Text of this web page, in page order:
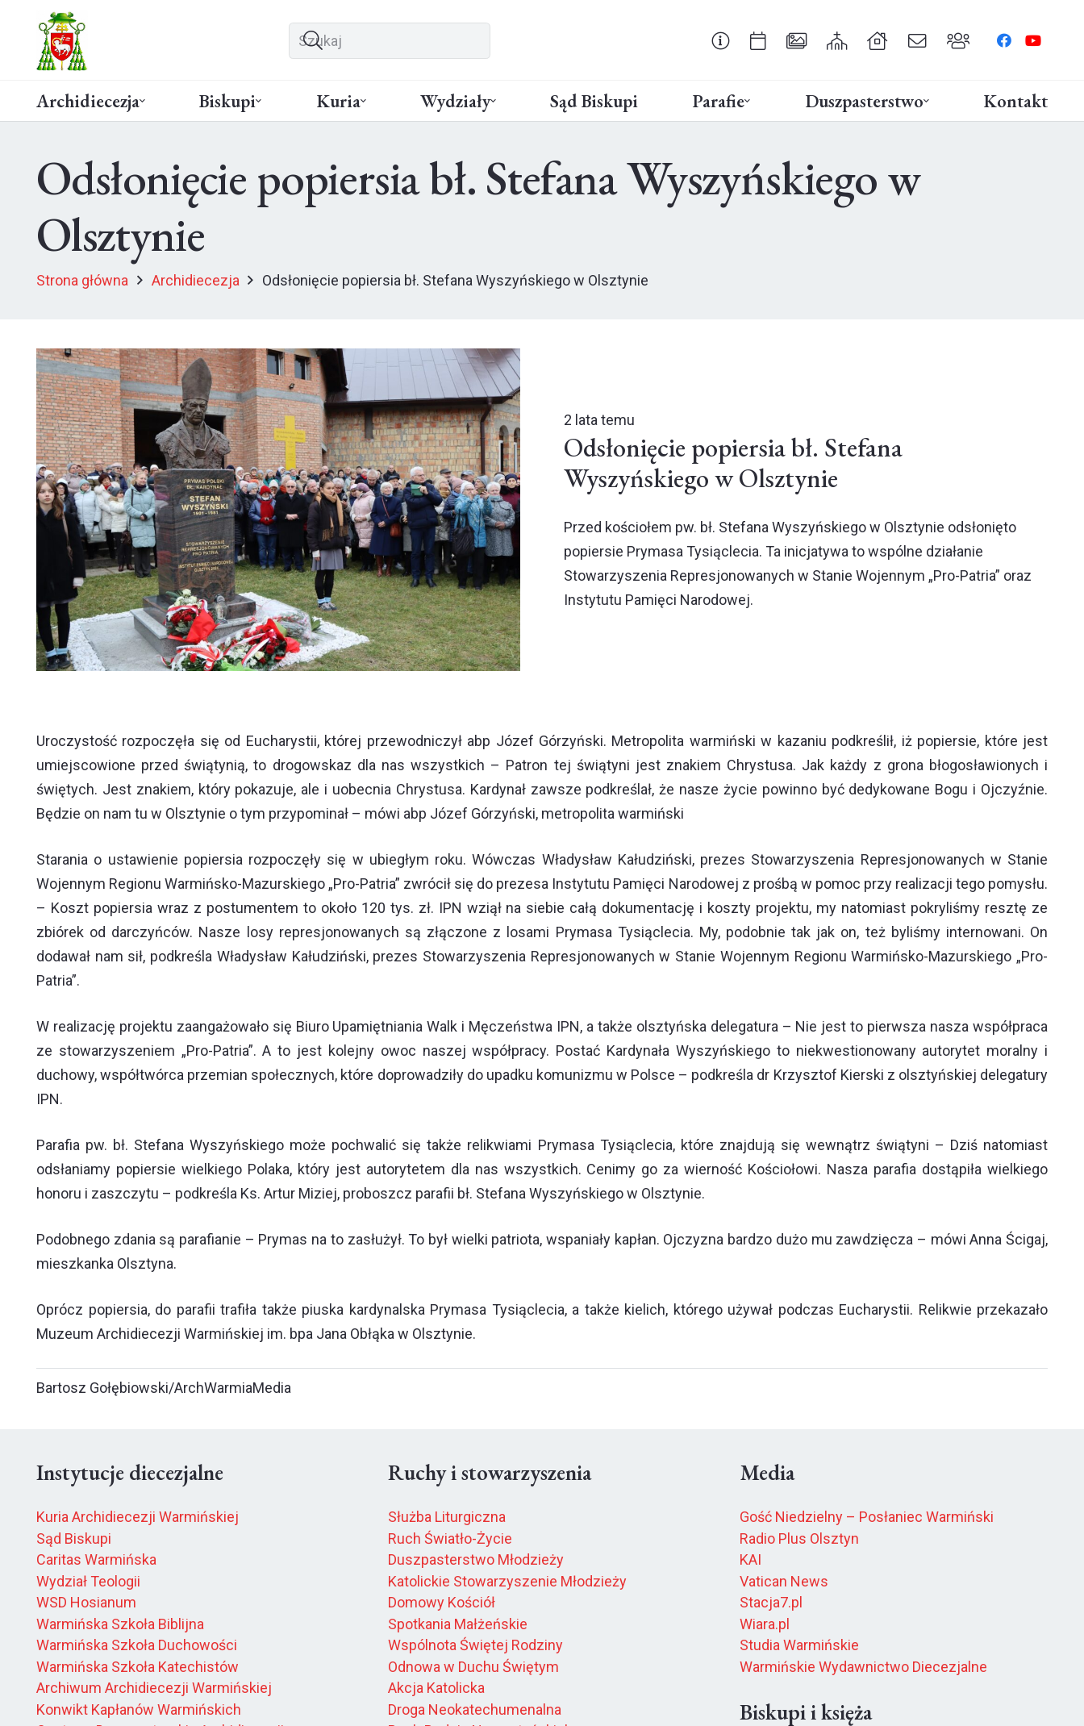
Archidiecezja Biskupi Kuria Wydziały Sąd Biskupi Parafie Duszpasterstwo Kontakt
Odsłonięcie popiersia bł. Stefana Wyszyńskiego w
Olsztynie
Strona główna Archidiecezja Odsłonięcie popiersia bł. Stefana Wyszyńskiego w Olsztynie
2 lata temu
Odsłonięcie popiersia bł. Stefana
Wyszyńskiego w Olsztynie
Przed kościołem pw. bł. Stefana Wyszyńskiego w Olsztynie odsłonięto
popiersie Prymasa Tysiąclecia. Ta inicjatywa to wspólne działanie
Stowarzyszenia Represjonowanych w Stanie Wojennym „Pro-Patria” oraz
Instytutu Pamięci Narodowej.
Uroczystość rozpoczęła się od Eucharystii, której przewodniczył abp Józef Górzyński. Metropolita warmiński w kazaniu podkreślił, iż popiersie, które jest
umiejscowione przed świątynią, to drogowskaz dla nas wszystkich – Patron tej świątyni jest znakiem Chrystusa. Jak każdy z grona błogosławionych i
świętych. Jest znakiem, który pokazuje, ale i uobecnia Chrystusa. Kardynał zawsze podkreślał, że nasze życie powinno być dedykowane Bogu i Ojczyźnie.
Będzie on nam tu w Olsztynie o tym przypominał – mówi abp Józef Górzyński, metropolita warmiński
Starania o ustawienie popiersia rozpoczęły się w ubiegłym roku. Wówczas Władysław Kałudziński, prezes Stowarzyszenia Represjonowanych w Stanie
Wojennym Regionu Warmińsko-Mazurskiego „Pro-Patria” zwrócił się do prezesa Instytutu Pamięci Narodowej z prośbą w pomoc przy realizacji tego pomysłu.
– Koszt popiersia wraz z postumentem to około 120 tys. zł. IPN wziął na siebie całą dokumentację i koszty projektu, my natomiast pokryliśmy resztę ze
zbiórek od darczyńców. Nasze losy represjonowanych są złączone z losami Prymasa Tysiąclecia. My, podobnie tak jak on, też byliśmy internowani. On
dodawał nam sił, podkreśla Władysław Kałudziński, prezes Stowarzyszenia Represjonowanych w Stanie Wojennym Regionu Warmińsko-Mazurskiego „Pro-
Patria”.
W realizację projektu zaangażowało się Biuro Upamiętniania Walk i Męczeństwa IPN, a także olsztyńska delegatura – Nie jest to pierwsza nasza współpraca
ze stowarzyszeniem „Pro-Patria”. A to jest kolejny owoc naszej współpracy. Postać Kardynała Wyszyńskiego to niekwestionowany autorytet moralny i
duchowy, współtwórca przemian społecznych, które doprowadziły do upadku komunizmu w Polsce – podkreśla dr Krzysztof Kierski z olsztyńskiej delegatury
IPN.
Parafia pw. bł. Stefana Wyszyńskiego może pochwalić się także relikwiami Prymasa Tysiąclecia, które znajdują się wewnątrz świątyni – Dziś natomiast
odsłaniamy popiersie wielkiego Polaka, który jest autorytetem dla nas wszystkich. Cenimy go za wierność Kościołowi. Nasza parafia dostąpiła wielkiego
honoru i zaszczytu – podkreśla Ks. Artur Miziej, proboszcz parafii bł. Stefana Wyszyńskiego w Olsztynie.
Podobnego zdania są parafianie – Prymas na to zasłużył. To był wielki patriota, wspaniały kapłan. Ojczyzna bardzo dużo mu zawdzięcza – mówi Anna Ścigaj,
mieszkanka Olsztyna.
Oprócz popiersia, do parafii trafiła także piuska kardynalska Prymasa Tysiąclecia, a także kielich, którego używał podczas Eucharystii. Relikwie przekazało
Muzeum Archidiecezji Warmińskiej im. bpa Jana Obłąka w Olsztynie.
Bartosz Gołębiowski/ArchWarmiaMedia
Instytucje diecezjalne
Kuria Archidiecezji Warmińskiej
Sąd Biskupi
Caritas Warmińska
Wydział Teologii
WSD Hosianum
Warmińska Szkoła Biblijna
Warmińska Szkoła Duchowości
Warmińska Szkoła Katechistów
Archiwum Archidiecezji Warmińskiej
Konwikt Kapłanów Warmińskich
Ruchy i stowarzyszenia
Służba Liturgiczna
Ruch Światło-Życie
Duszpasterstwo Młodzieży
Katolickie Stowarzyszenie Młodzieży
Domowy Kościół
Spotkania Małżeńskie
Wspólnota Świętej Rodziny
Odnowa w Duchu Świętym
Akcja Katolicka
Droga Neokatechumenalna
Media
Gość Niedzielny – Posłaniec Warmiński
Radio Plus Olsztyn
KAI
Vatican News
Stacja7.pl
Wiara.pl
Studia Warmińskie
Warmińskie Wydawnictwo Diecezjalne
Biskupi i księża